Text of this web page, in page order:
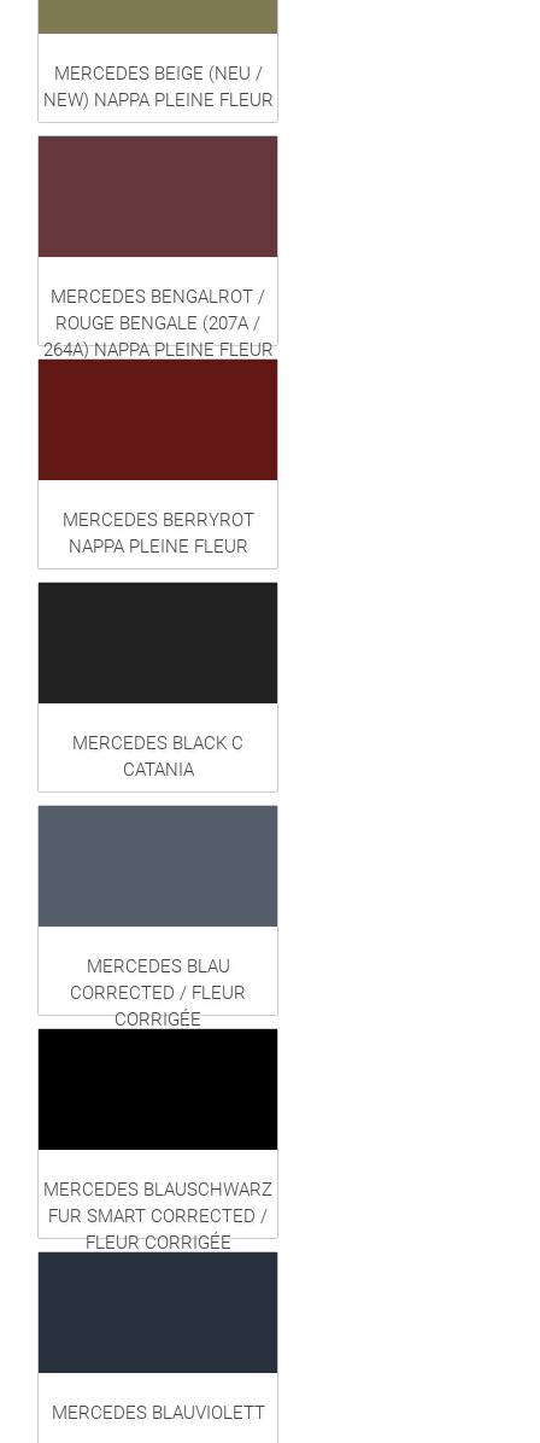
MERCEDES BEIGE (NEU /
NEW) NAPPA PLEINE FLEUR
MERCEDES BENGALROT /
ROUGE BENGALE (207A /
264A) NAPPA PLEINE FLEUR
MERCEDES BERRYROT
NAPPA PLEINE FLEUR
MERCEDES BLACK C
CATANIA
MERCEDES BLAU
CORRECTED / FLEUR
CORRIGÉE
MERCEDES BLAUSCHWARZ
FUR SMART CORRECTED /
FLEUR CORRIGÉE
MERCEDES BLAUVIOLETT